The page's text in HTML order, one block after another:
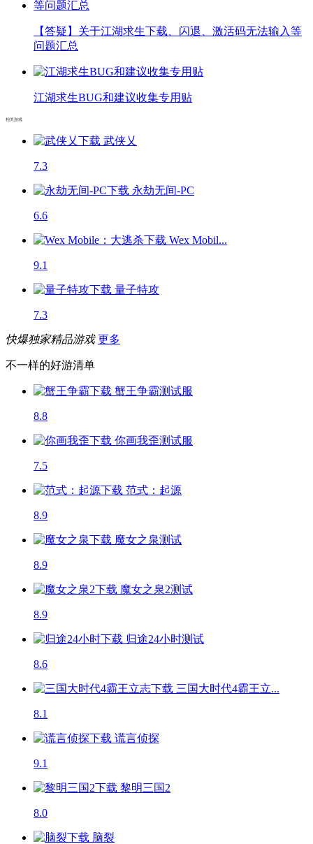
【答疑】关于江湖求生下载、闪退、激活码无法输入等
问题汇总
江湖求生BUG和建议收集专用贴
相关游戏
武侠乂
7.3
永劫无间-PC
6.6
Wex Mobil...
9.1
量子特攻
7.3
快爆独家精品游戏 更多
不一样的好游清单
蟹王争霸测试服
8.8
你画我歪测试服
7.5
范式：起源
8.9
魔女之泉测试
8.9
魔女之泉2测试
8.9
归途24小时测试
8.6
三国大时代4霸王立...
8.1
谎言侦探
9.1
黎明三国2
8.0
脑裂